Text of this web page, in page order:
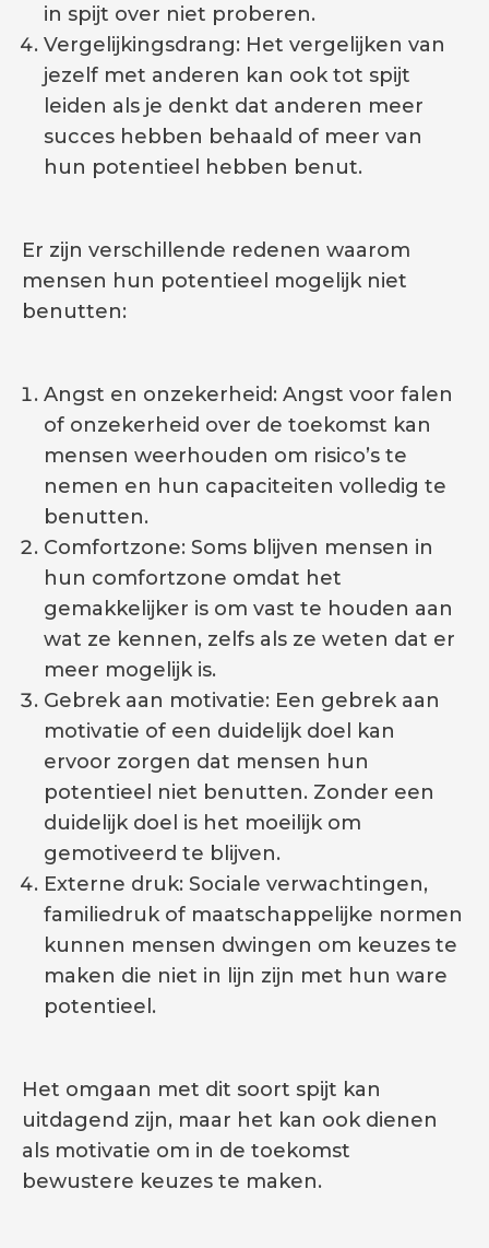
in spijt over niet proberen.
Vergelijkingsdrang: Het vergelijken van
jezelf met anderen kan ook tot spijt
leiden als je denkt dat anderen meer
succes hebben behaald of meer van
hun potentieel hebben benut.
Er zijn verschillende redenen waarom
mensen hun potentieel mogelijk niet
benutten:
Angst en onzekerheid: Angst voor falen
of onzekerheid over de toekomst kan
mensen weerhouden om risico’s te
nemen en hun capaciteiten volledig te
benutten.
Comfortzone: Soms blijven mensen in
hun comfortzone omdat het
gemakkelijker is om vast te houden aan
wat ze kennen, zelfs als ze weten dat er
meer mogelijk is.
Gebrek aan motivatie: Een gebrek aan
motivatie of een duidelijk doel kan
ervoor zorgen dat mensen hun
potentieel niet benutten. Zonder een
duidelijk doel is het moeilijk om
gemotiveerd te blijven.
Externe druk: Sociale verwachtingen,
familiedruk of maatschappelijke normen
kunnen mensen dwingen om keuzes te
maken die niet in lijn zijn met hun ware
potentieel.
Het omgaan met dit soort spijt kan
uitdagend zijn, maar het kan ook dienen
als motivatie om in de toekomst
bewustere keuzes te maken.